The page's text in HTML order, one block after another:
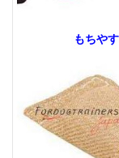
もちや